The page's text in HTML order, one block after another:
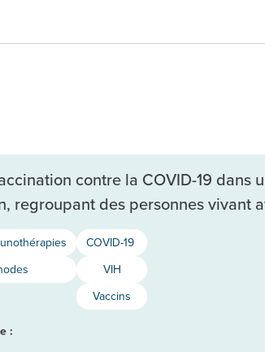
contre la COVID-19 dans
regroupant des personnes vivant
COVID-19
VIH
Vaccins
: